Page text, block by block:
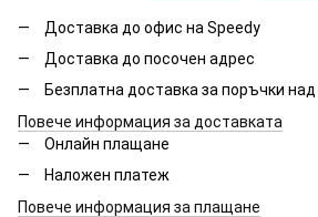
Доставка до офис на Speedy
Доставка до посочен адрес
Безплатна доставка за поръчки над
Повече информация за доставката
Онлайн плащане
Наложен платеж
Повече информация за плащане